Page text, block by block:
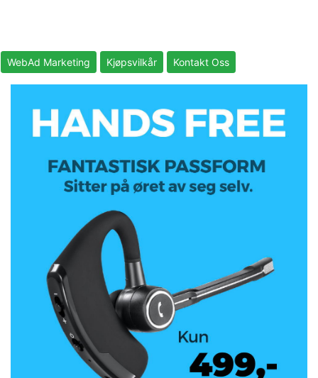
WebAd Marketing Kjøpsvilkår Kontakt Oss